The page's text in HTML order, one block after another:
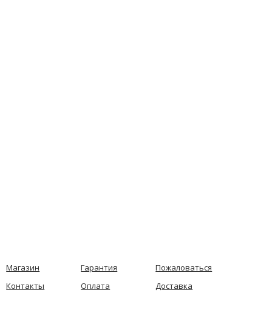
Магазин Гарантия
Пожаловаться
Контакты
Оплата Доставка